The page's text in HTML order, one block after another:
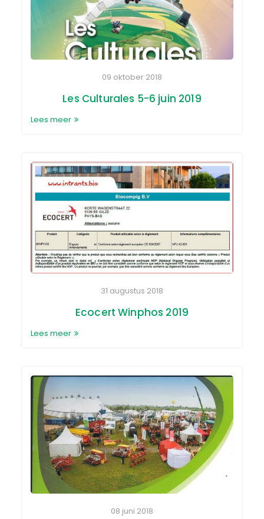
09 oktober 2018
Les Culturales 5-6 juin 2019
Lees meer
31 augustus 2018
Ecocert Winphos 2019
Lees meer
08 juni 2018